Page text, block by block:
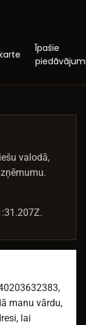
Īpašie
valodā,
manu vārdu,
lai